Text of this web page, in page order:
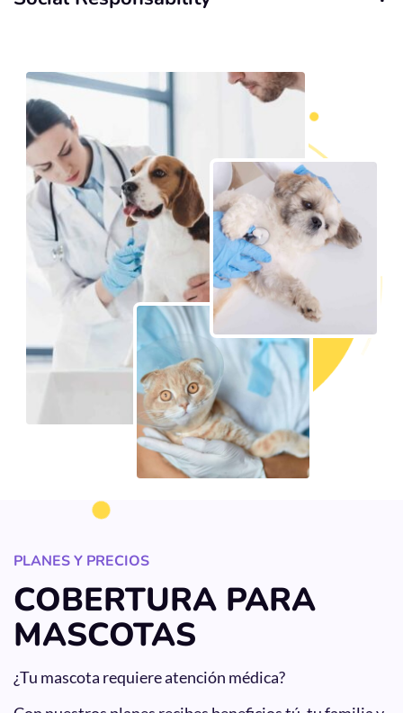
PLANES Y PRECIOS
COBERTURA PARA
MASCOTAS
¿Tu mascota requiere atención médica?